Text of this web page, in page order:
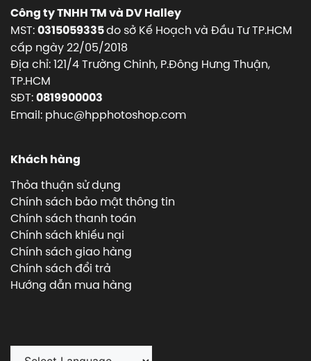
Công ty TNHH TM và DV Halley
MST:0315059335do sở Kế Hoạch và Đầu Tư TP.HCM
cấp ngày 22/05/2018
Địa chỉ: 121/4 Trường Chinh, P.Đông Hưng Thuận,
TP.HCM
SĐT:0819900003
Email: phuc@hpphotoshop.com
Khách hàng
Thỏa thuận sử dụng
Chính sách bảo mật thông tin
Chính sách thanh toán
Chính sách khiếu nại
Chính sách giao hàng
Chính sách đổi trả
Hướng dẫn mua hàng